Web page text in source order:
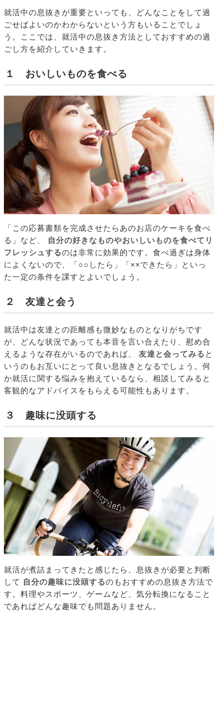
就活中の息抜きが重要といっても、どんなことをして過
ごせばよいのかわからないという方もいることでしょ
う。ここでは、就活中の息抜き方法としておすすめの過
ごし方を紹介していきます。
１ おいしいものを食べる
「この応募書類を完成させたらあのお店のケーキを食べ
る」など、
自分の好きなものやおいしいものを食べてリ
フレッシュするのは非常に効果的です。食べ過ぎは身体
によくないので、「○○したら」「××できたら」といっ
た一定の条件を課すとよいでしょう。
２ 友達と会う
就活中は友達との距離感も微妙なものとなりがちです
が、どんな状況であっても本音を言い合えたり、慰め合
えるような存在がいるのであれば、
友達と会ってみる と
いうのもお互いにとって良い息抜きとなるでしょう。何
か就活に関する悩みを抱えているなら、相談してみると
客観的なアドバイスをもらえる可能性もあります。
３ 趣味に没頭する
就活が煮詰まってきたと感じたら、息抜きが必要と判断
して 自分の趣味に没頭するのもおすすめの息抜き方法で
す。料理やスポーツ、ゲームなど、気分転換になること
であればどんな趣味でも問題ありません。